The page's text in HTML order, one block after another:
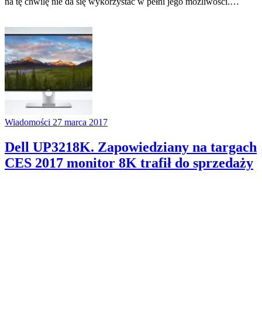
Wiadomości 27 marca 2017
Dell UP3218K. Zapowiedziany na targach
CES 2017 monitor 8K trafił do sprzedaży